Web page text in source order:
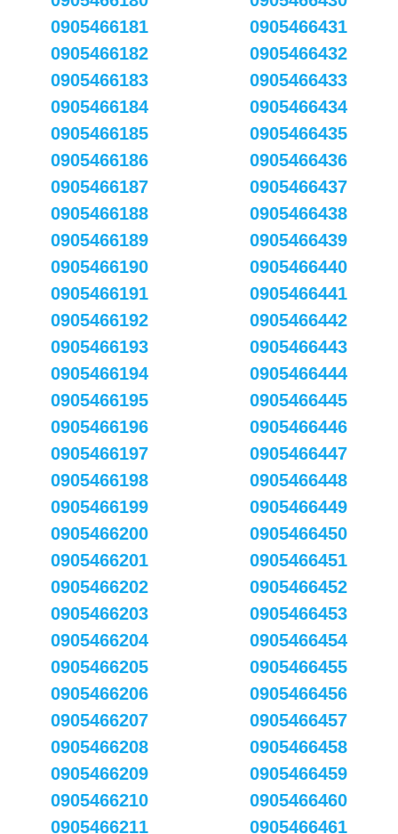
0905466181
0905466182
0905466183
0905466184
0905466185
0905466186
0905466187
0905466188
0905466189
0905466190
0905466191
0905466192
0905466193
0905466194
0905466195
0905466196
0905466197
0905466198
0905466199
0905466200
0905466201
0905466202
0905466203
0905466204
0905466205
0905466206
0905466207
0905466208
0905466209
0905466210
0905466211
0905466431
0905466432
0905466433
0905466434
0905466435
0905466436
0905466437
0905466438
0905466439
0905466440
0905466441
0905466442
0905466443
0905466444
0905466445
0905466446
0905466447
0905466448
0905466449
0905466450
0905466451
0905466452
0905466453
0905466454
0905466455
0905466456
0905466457
0905466458
0905466459
0905466460
0905466461